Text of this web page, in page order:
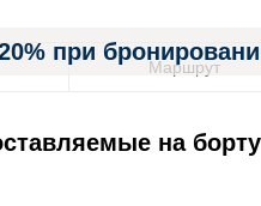
при
Маршрут
на борту